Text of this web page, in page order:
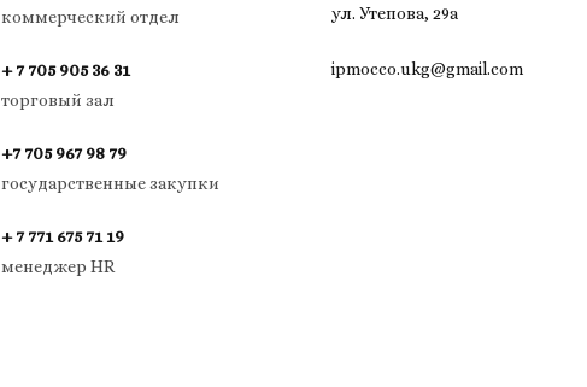
коммерческий отдел
+ 7 705 905 36 31
торговый зал
+7 705 967 98 79
государственные закупки
+ 7 771 675 71 19
менеджер HR
ул. Утепова, 29а
ipmocco.ukg@gmail.com